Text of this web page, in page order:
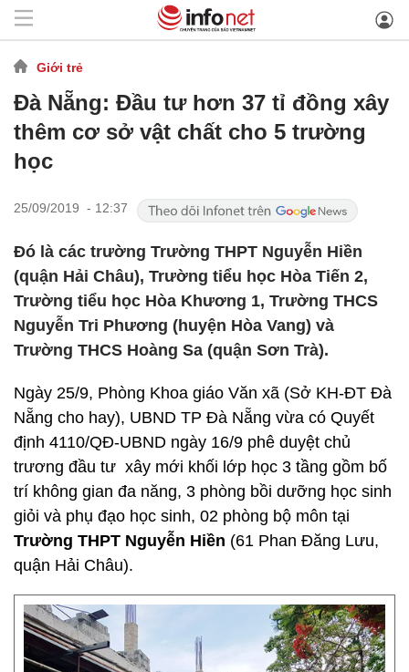
Giới trẻ
Đà Nẵng: Đầu tư hơn 37 tỉ đồng xây
thêm cơ sở vật chất cho 5 trường
học
25/09/2019 - 12:37
Đó là các trường Trường THPT Nguyễn Hiền
(quận Hải Châu), Trường tiểu học Hòa Tiến 2,
Trường tiểu học Hòa Khương 1, Trường THCS
Nguyễn Tri Phương (huyện Hòa Vang) và
Trường THCS Hoàng Sa (quận Sơn Trà).
Ngày 25/9, Phòng Khoa giáo Văn xã (Sở KH-ĐT Đà
Nẵng cho hay), UBND TP Đà Nẵng vừa có Quyết
định 4110/QĐ-UBND ngày 16/9 phê duyệt chủ
trương đầu tư xây mới khối lớp học 3 tầng gồm bố
trí không gian đa năng, 3 phòng bồi dưỡng học sinh
giỏi và phụ đạo học sinh, 02 phòng bộ môn tại
Trường THPT Nguyễn Hiền (61 Phan Đăng Lưu,
quận Hải Châu).